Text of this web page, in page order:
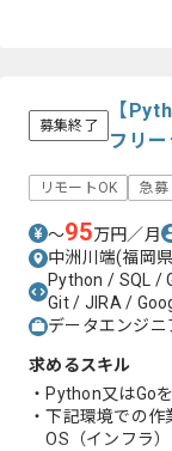
募集終了
【
フリ
リモートOK 急募
〜95万円／月
中洲川端(福岡
Python / SQL /
Git / JIRA /
データエンジ
求めるスキル
・Python又はGo
・下記環境での
OS（インフラ